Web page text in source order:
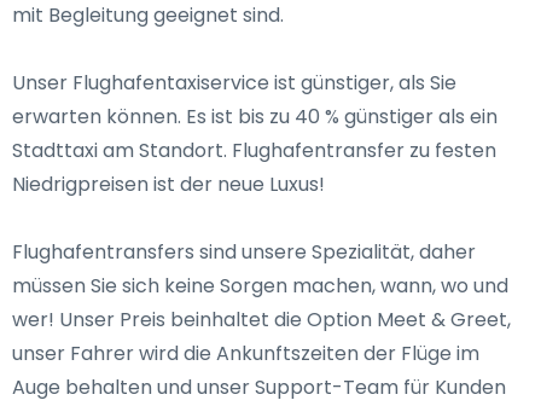
mit Begleitung geeignet sind.
Unser Flughafentaxiservice ist günstiger, als Sie
erwarten können. Es ist bis zu 40 % günstiger als ein
Stadttaxi am Standort. Flughafentransfer zu festen
Niedrigpreisen ist der neue Luxus!
Flughafentransfers sind unsere Spezialität, daher
müssen Sie sich keine Sorgen machen, wann, wo und
wer! Unser Preis beinhaltet die Option Meet & Greet,
unser Fahrer wird die Ankunftszeiten der Flüge im
Auge behalten und unser Support-Team für Kunden